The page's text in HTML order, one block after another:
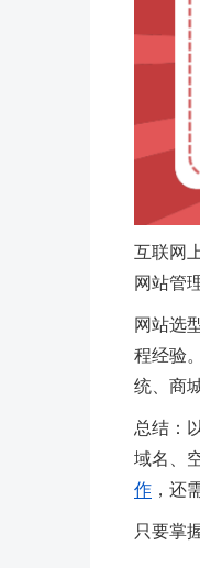
互联网
网站管
网站选
程经验
统、商
总结：
域名、
作 ，还
只要掌